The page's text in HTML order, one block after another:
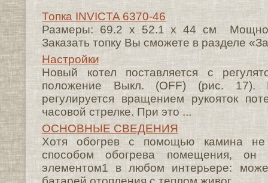
Топка INVICTA 6370-46
Размеры: 69.2 х 52.1 х 44 cм
Заказать топку Вы сможете в разделе
Настройки
Новый котел поставляется с
положение Выкл. (OFF) (рис. 17).
регулируется вращением рукояток
часовой стрелке. При это ...
ОСНОВНЫЕ СВЕДЕНИЯ
Хотя обогрев с помощью камина
способом обогрева помещения, он
элементом1 в любом интерьере: